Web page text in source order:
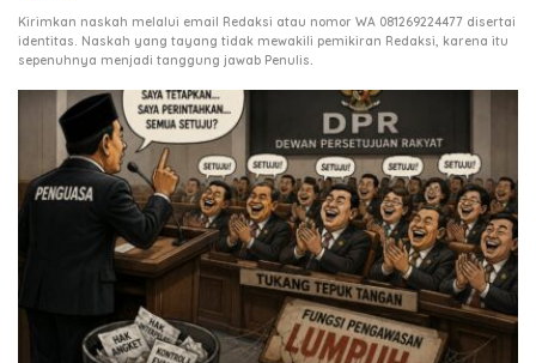
Kirimkan naskah melalui email Redaksi atau nomor WA 081269224477 disertai
identitas. Naskah yang tayang tidak mewakili pemikiran Redaksi, karena itu
sepenuhnya menjadi tanggung jawab Penulis